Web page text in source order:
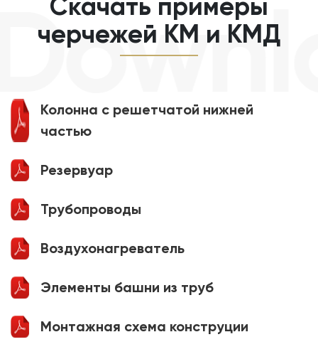
Скачать примеры
черчежей КМ и КМД
Колонна с решетчатой нижней
частью
Резервуар
Трубопроводы
Воздухонагреватель
Элементы башни из труб
Монтажная схема конструции